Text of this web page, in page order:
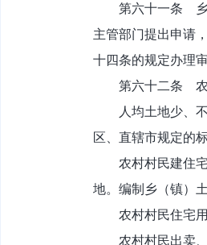
第六十一条 乡（
主管部门提出申请
十四条的规定办理
第六十二条 农村
人均土地少、不
区、直辖市规定的
农村村民建住宅
地。编制乡（镇）
农村村民住宅用
农村村民出卖、